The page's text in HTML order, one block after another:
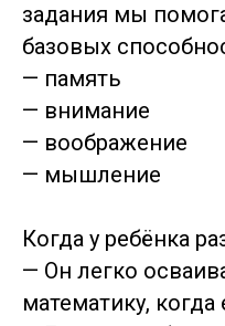
задания мы
базовых
— память
— внимание
— воображение
— мышление
Когда у ребёнка
— Он легко
математику, когда